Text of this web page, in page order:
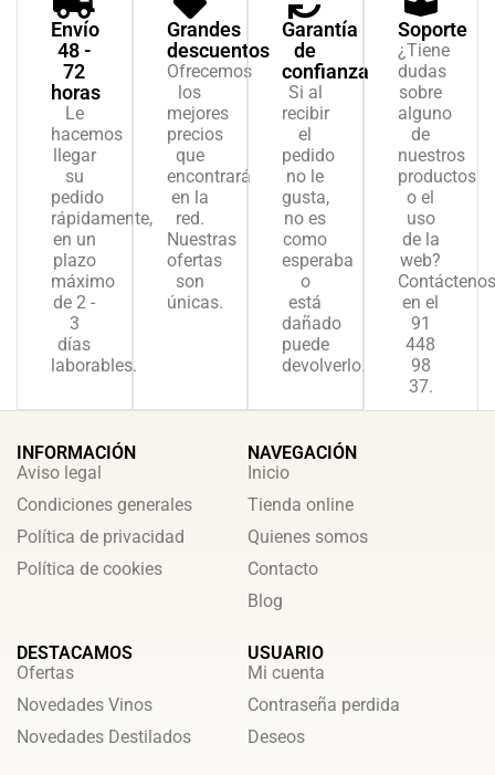
Envío
48 -
72
horas
Le
hacemos
llegar
su
pedido
rápidamente,
en un
plazo
máximo
de 2 -
3
días
laborables.
Grandes
descuentos
Ofrecemos
los
mejores
precios
que
encontrará
en la
red.
Nuestras
ofertas
son
únicas.
Garantía
de
confianza
Si al
recibir
el
pedido
no le
gusta,
no es
como
esperaba
o
está
dañado
puede
devolverlo.
Soporte
¿Tiene
dudas
sobre
alguno
de
nuestros
productos
o el
uso
de la
web?
Contáctenos
en el
91
448
98
37.
INFORMACIÓN
Aviso legal
Condiciones generales
Política de privacidad
Política de cookies
NAVEGACIÓN
Inicio
Tienda online
Quienes somos
Contacto
Blog
DESTACAMOS
Ofertas
Novedades Vinos
Novedades Destilados
USUARIO
Mi cuenta
Contraseña perdida
Deseos